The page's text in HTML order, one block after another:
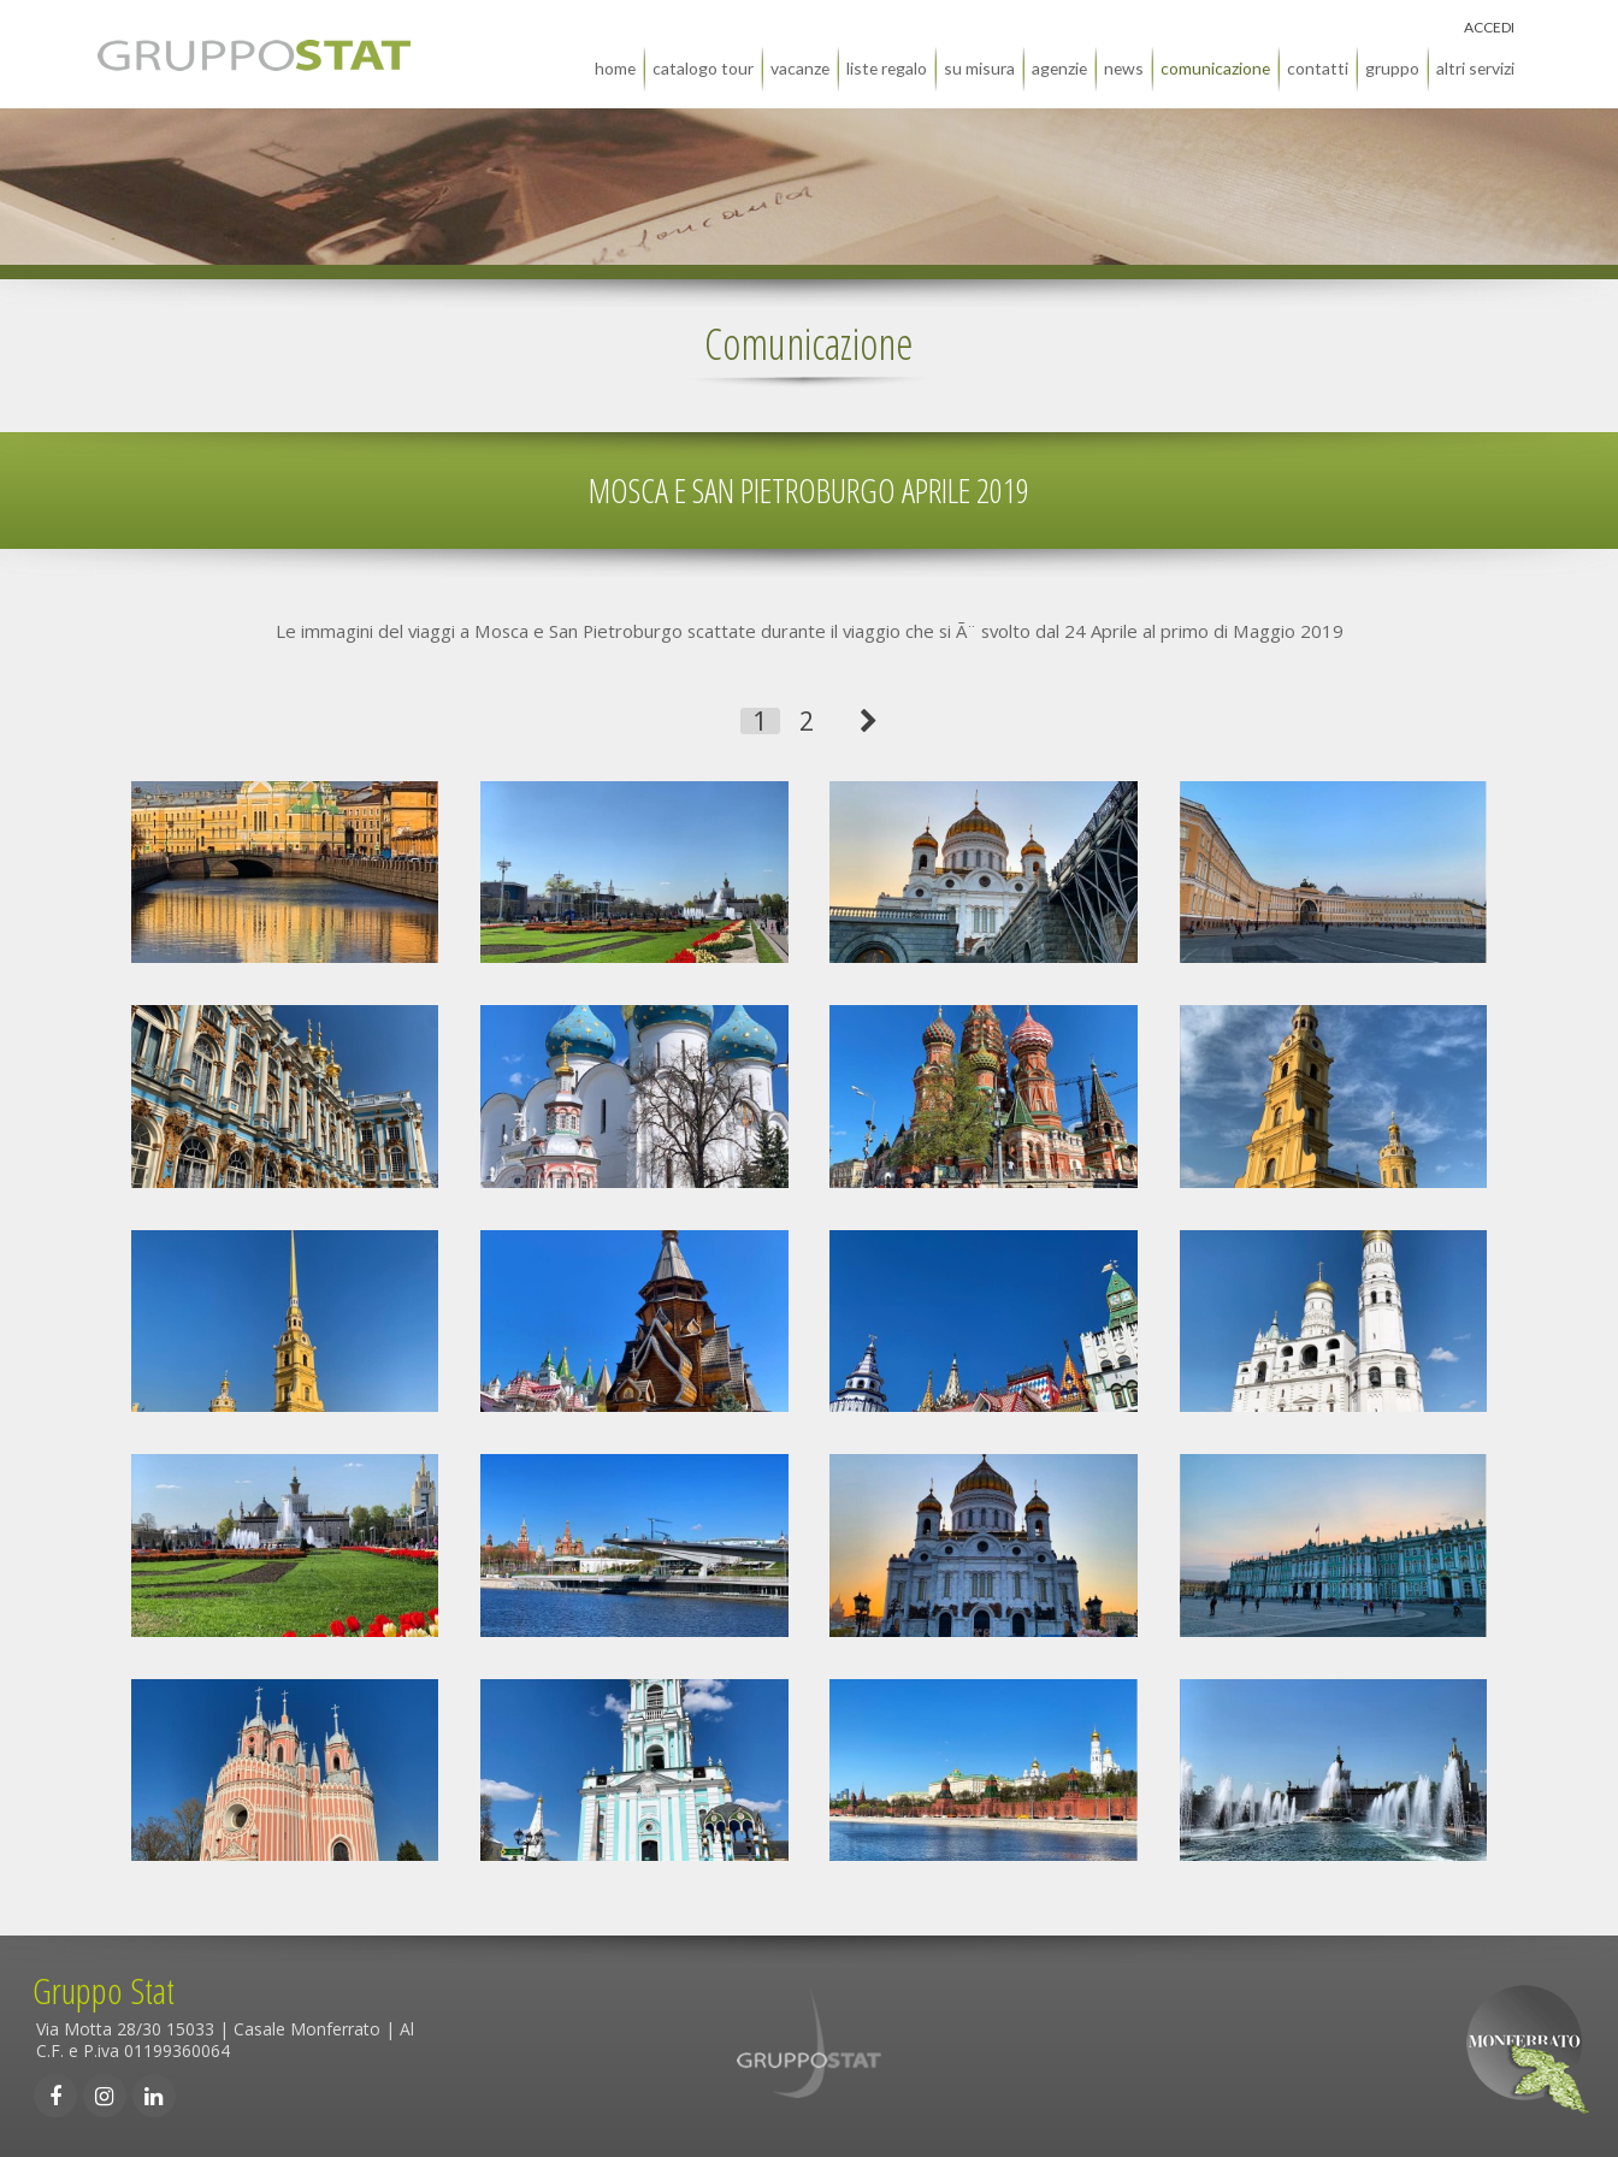
ACCEDI
home catalogo tour vacanze liste regalo su misura agenzie news comunicazione contatti gruppo altri servizi
Comunicazione
MOSCA E SAN PIETROBURGO APRILE 2019
Le immagini del viaggi a Mosca e San Pietroburgo scattate durante il viaggio che si Ã¨ svolto dal 24 Aprile al primo di Maggio 2019
1 2
Gruppo Stat
Via Motta 28/30 15033 | Casale Monferrato | Al
C.F. e P.iva 01199360064